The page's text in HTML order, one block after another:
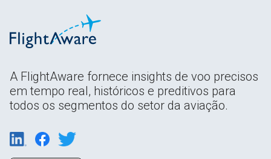
A FlightAware fornece insights de voo precisos
em tempo real, históricos e preditivos para
todos os segmentos do setor da aviação.